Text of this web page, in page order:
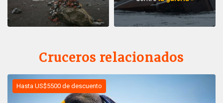
Cruceros relacionados
Hasta US$5500 de descuento